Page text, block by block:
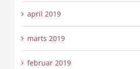
april 2019
marts 2019
februar 2019